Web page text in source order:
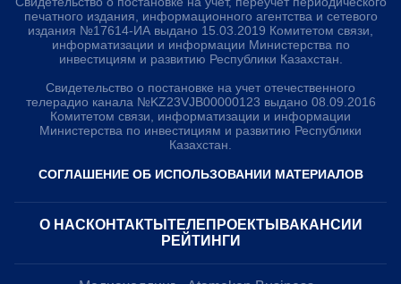
печатного издания, информационного агентства и сетевого
издания №17614-ИА выдано 15.03.2019 Комитетом связи,
информатизации и информации Министерства по
инвестициям и развитию Республики Казахстан.
Свидетельство о постановке на учет отечественного
телерадио канала №KZ23VJB00000123 выдано 08.09.2016
Комитетом связи, информатизации и информации
Министерства по инвестициям и развитию Республики
Казахстан.
СОГЛАШЕНИЕ ОБ ИСПОЛЬЗОВАНИИ МАТЕРИАЛОВ
О НАС КОНТАКТЫ ТЕЛЕПРОЕКТЫ ВАКАНСИИ
РЕЙТИНГИ